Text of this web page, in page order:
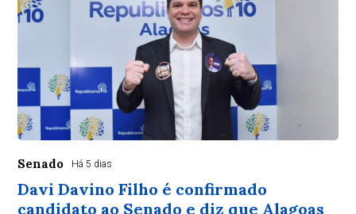
Senado Há 5 dias
Davi Davino Filho é confirmado
candidato ao Senado e diz que Alagoas